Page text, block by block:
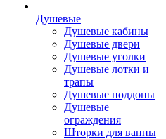
Душевые
Душевые кабины
Душевые двери
Душевые уголки
Душевые лотки и
трапы
Душевые поддоны
Душевые
ограждения
Шторки для ванны